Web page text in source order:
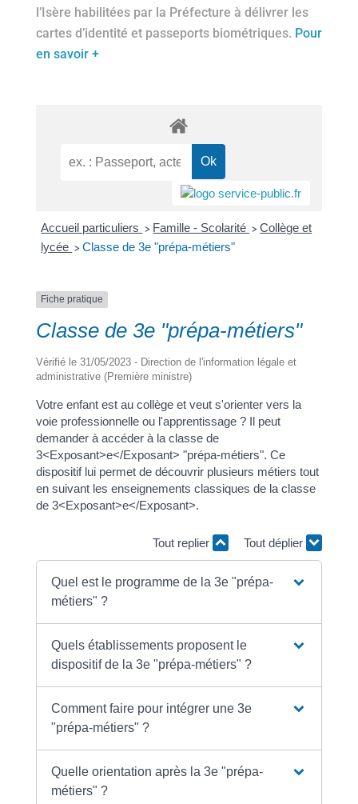
l’Isère habilitées par la Préfecture à délivrer les
cartes d’identité et passeports biométriques. Pour
en savoir +
Accueil particuliers > Famille - Scolarité > Collège et
lycée > Classe de 3e "prépa-métiers"
Fiche pratique
Classe de 3e "prépa-métiers"
Vérifié le 31/05/2023 - Direction de l'information légale et
administrative (Première ministre)
Votre enfant est au collège et veut s'orienter vers la
voie professionnelle ou l'apprentissage ? Il peut
demander à accéder à la classe de
3<Exposant>e</Exposant> "prépa-métiers". Ce
dispositif lui permet de découvrir plusieurs métiers tout
en suivant les enseignements classiques de la classe
de 3<Exposant>e</Exposant>.
Tout replier Tout déplier
Quel est le programme de la 3e "prépa-
métiers" ?
Quels établissements proposent le
dispositif de la 3e "prépa-métiers" ?
Comment faire pour intégrer une 3e
"prépa-métiers" ?
Quelle orientation après la 3e "prépa-
métiers" ?